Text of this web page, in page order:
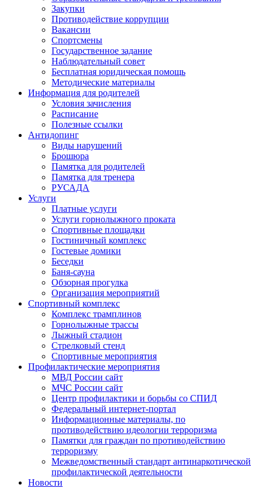
Закупки
Противодействие коррупции
Вакансии
Спортсмены
Государственное задание
Наблюдательный совет
Бесплатная юридическая помощь
Методические материалы
Информация для родителей
Условия зачисления
Расписание
Полезные ссылки
Антидопинг
Виды нарушений
Брошюра
Памятка для родителей
Памятка для тренера
РУСАДА
Услуги
Платные услуги
Услуги горнолыжного проката
Спортивные площадки
Гостиничный комплекс
Гостевые домики
Беседки
Баня-сауна
Обзорная прогулка
Организация мероприятий
Спортивный комплекс
Комплекс трамплинов
Горнолыжные трассы
Лыжный стадион
Стрелковый стенд
Спортивные мероприятия
Профилактические мероприятия
МВД России сайт
МЧС России сайт
Центр профилактики и борьбы со СПИД
Федеральный интернет-портал
Информационные материалы, по
противодействию идеологии терроризма
Памятки для граждан по противодействию
терроризму
Межведомственный стандарт антинаркотической
профилактической деятельности
Новости